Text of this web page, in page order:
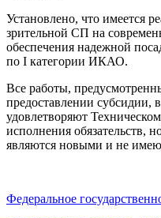
Установлено, что имеется
зрительной СП на
обеспечения надежной
по I категории ИКАО.
Все работы,
предоставлении
удовлетворяют
исполнения обязательств,
являются новыми и не
Федеральное